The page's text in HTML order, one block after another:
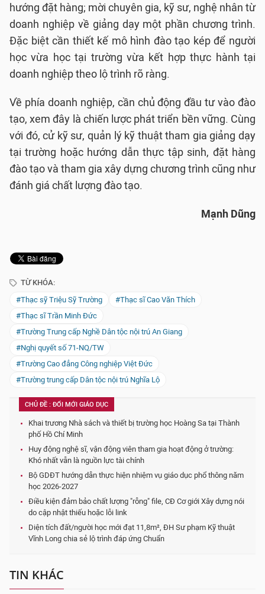
hướng đặt hàng; mời chuyên gia, kỹ sư, nghệ nhân từ
doanh nghiệp về giảng dạy một phần chương trình.
Đặc biệt cần thiết kế mô hình đào tạo kép để người
học vừa học tại trường vừa kết hợp thực hành tại
doanh nghiệp theo lộ trình rõ ràng.
Về phía doanh nghiệp, cần chủ động đầu tư vào đào
tạo, xem đây là chiến lược phát triển bền vững. Cùng
với đó, cử kỹ sư, quản lý kỹ thuật tham gia giảng dạy
tại trường hoặc hướng dẫn thực tập sinh, đặt hàng
đào tạo và tham gia xây dựng chương trình cũng như
đánh giá chất lượng đào tạo.
Mạnh Dũng
TỪ KHÓA:
#Thạc sỹ Triệu Sỹ Trường
#Thạc sĩ Cao Văn Thích
#Thạc sĩ Trần Minh Đức
#Trường Trung cấp Nghề Dân tộc nội trú An Giang
#Nghị quyết số 71-NQ/TW
#Trường Cao đẳng Công nghiệp Việt Đức
#Trường trung cấp Dân tộc nội trú Nghĩa Lộ
CHỦ ĐỀ : ĐỔI MỚI GIÁO DỤC
Khai trương Nhà sách và thiết bị trường học Hoàng Sa tại Thành
phố Hồ Chí Minh
Huy động nghệ sĩ, vận động viên tham gia hoạt động ở trường:
Khó nhất vẫn là nguồn lực tài chính
Bộ GDĐT hướng dẫn thực hiện nhiệm vụ giáo dục phổ thông năm
học 2026-2027
Điều kiện đảm bảo chất lượng "rỗng" file, CĐ Cơ giới Xây dựng nói
do cập nhật thiếu hoặc lỗi link
Diện tích đất/người học mới đạt 11,8m², ĐH Sư phạm Kỹ thuật
Vĩnh Long chia sẻ lộ trình đáp ứng Chuẩn
TIN KHÁC